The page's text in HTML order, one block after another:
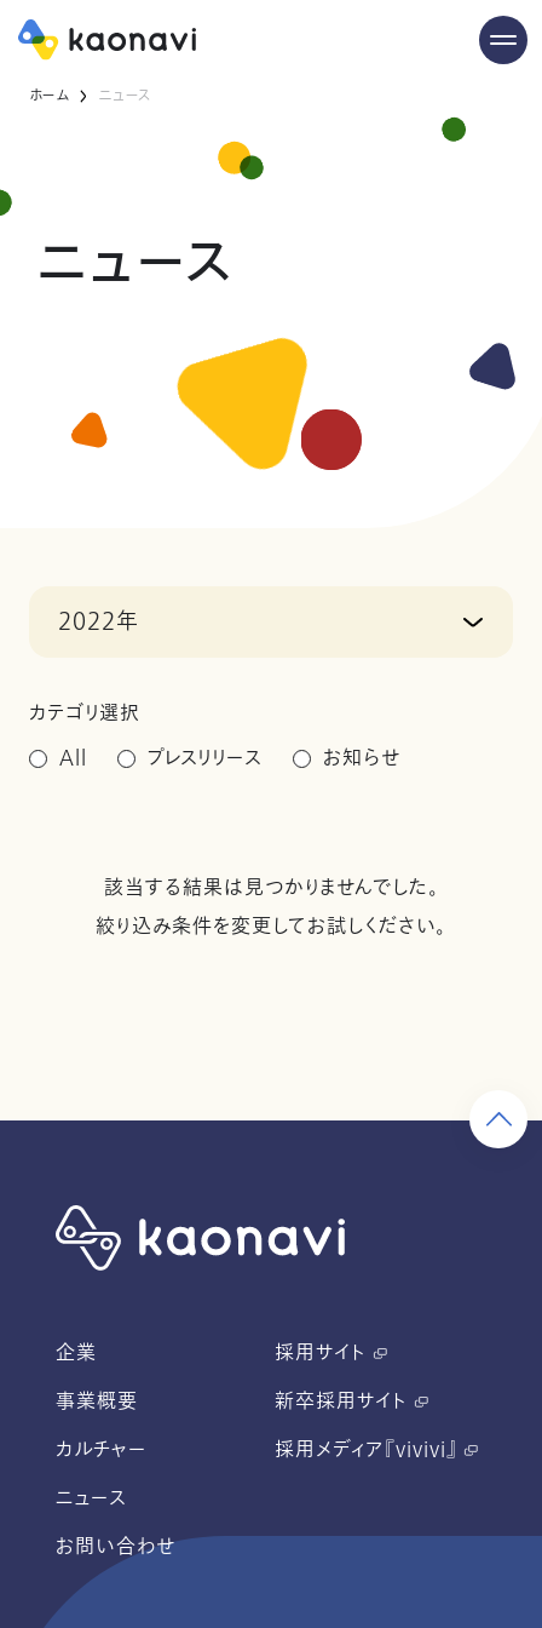
ホーム ニュース
ニュース
2022年
カテゴリ選択
All
プレスリリース お知らせ
該当する結果は見つかりませんでした。
絞り込み条件を変更してお試しください。
企業
事業概要
カルチャー
ニュース
お問い合わせ
採用サイト
新卒採用サイト
採用メディア『vivivi』